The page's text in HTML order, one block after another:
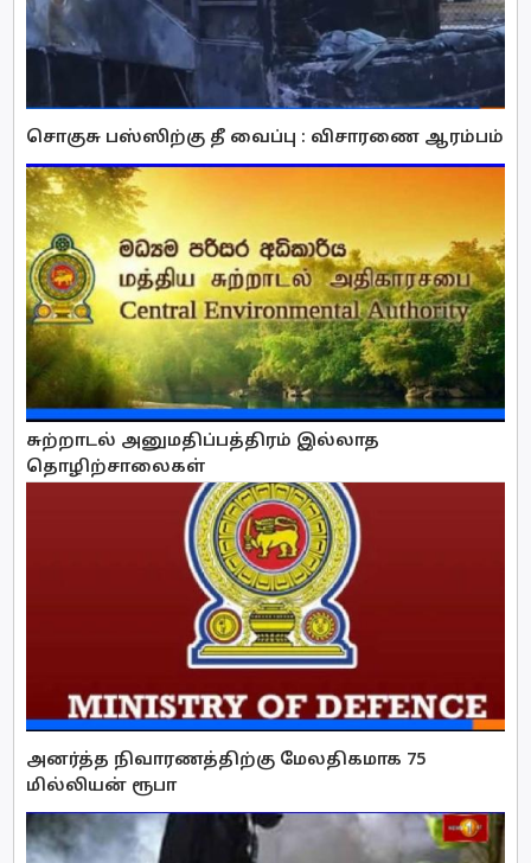
சொகுசு பஸ்ஸிற்கு தீ வைப்பு : விசாரணை ஆரம்பம்
சுற்றாடல் அனுமதிப்பத்திரம் இல்லாத
தொழிற்சாலைகள்
அனர்த்த நிவாரணத்திற்கு மேலதிகமாக 75
மில்லியன் ரூபா